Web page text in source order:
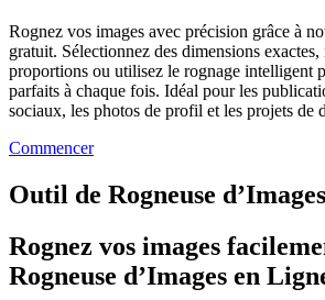
Rognez vos images avec précision grâce à
gratuit. Sélectionnez des dimensions exactes,
proportions ou utilisez le rognage intelligent
parfaits à chaque fois. Idéal pour les
sociaux, les photos de profil et les projets de
Commencer
Outil de Rogneuse d’Images
Rognez vos images
Rogneuse d’Images en